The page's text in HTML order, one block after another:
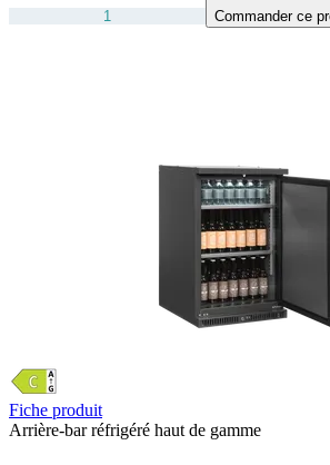
Commander ce
Fiche produit
Arrière-bar réfrigéré haut de gamme